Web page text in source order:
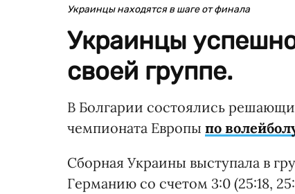
Украинцы находятся в шаге от финала
Украинцы
своей группе.
В Болгарии состоялись
чемпионата Европы по
Сборная Украины выступала в
Германию со счетом 3:0 (25:18,